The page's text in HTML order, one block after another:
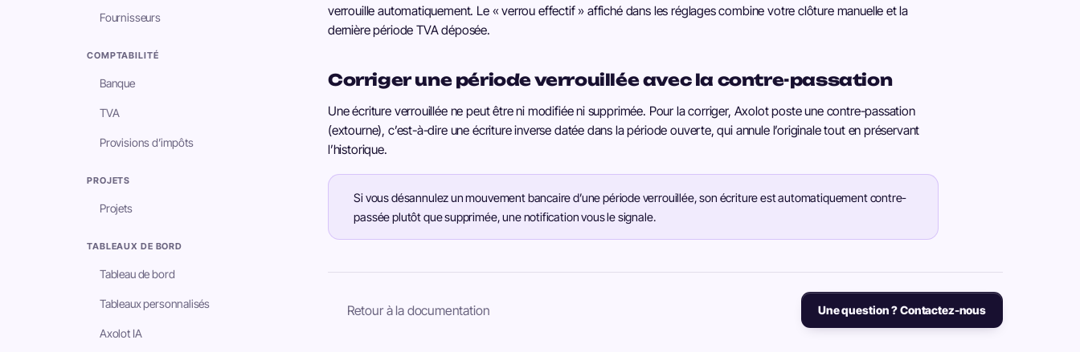
Fournisseurs
COMPTABILITÉ
Banque
TVA
Provisions d’impôts
PROJETS
Projets
TABLEAUX DE BORD
Tableau de bord
Tableaux personnalisés
Axolot IA
verrouille automatiquement. Le « verrou effectif » affiché dans les réglages combine votre clôture manuelle et la
dernière période TVA déposée.
Corriger une période verrouillée avec la contre-passation
Une écriture verrouillée ne peut être ni modifiée ni supprimée. Pour la corriger, Axolot poste une contre-passation
(extourne), c’est-à-dire une écriture inverse datée dans la période ouverte, qui annule l’originale tout en préservant
l’historique.
Si vous désannulez un mouvement bancaire d’une période verrouillée, son écriture est automatiquement contre-
passée plutôt que supprimée, une notification vous le signale.
Retour à la documentation Une question ? Contactez-nous